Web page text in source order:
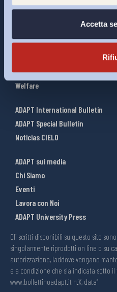
Accetta
Mercato del lavoro
Salute e sicurezza
Welfare
ADAPT International Bulletin
ADAPT Special Bulletin
Noticias CIELO
ADAPT sui media
Chi Siamo
Eventi
Lavora con Noi
ADAPT University Press
Gli scritti disponibili su questo sito
singolarmente riprodotti on line o su
autorizzazione, laddove vengano
e a condizione che sia indicata sotto
www.bollettinoadapt.it n.X, data“